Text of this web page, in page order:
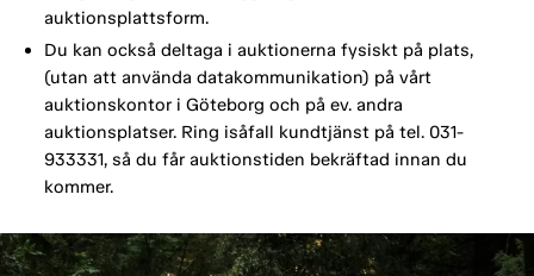
auktionsplattsform.
Du kan också deltaga i auktionerna fysiskt på plats,
(utan att använda datakommunikation) på vårt
auktionskontor i Göteborg och på ev. andra
auktionsplatser. Ring isåfall kundtjänst på tel. 031-
933331, så du får auktionstiden bekräftad innan du
kommer.